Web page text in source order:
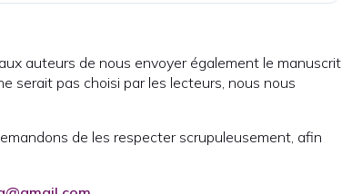
auteurs de nous envoyer également le manuscrit
serait pas choisi par les lecteurs, nous nous
de les respecter scrupuleusement, afin